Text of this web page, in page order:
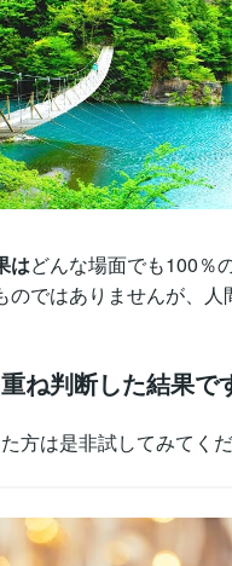
はどんな場面でも100％
のではありませんが、人
ね判断した結果で
方は是非試してみてくだ